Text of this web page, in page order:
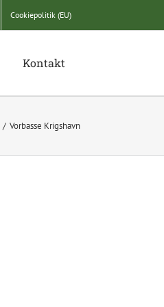
Cookiepolitik (EU)
Kontakt
Vorbasse Krigshavn